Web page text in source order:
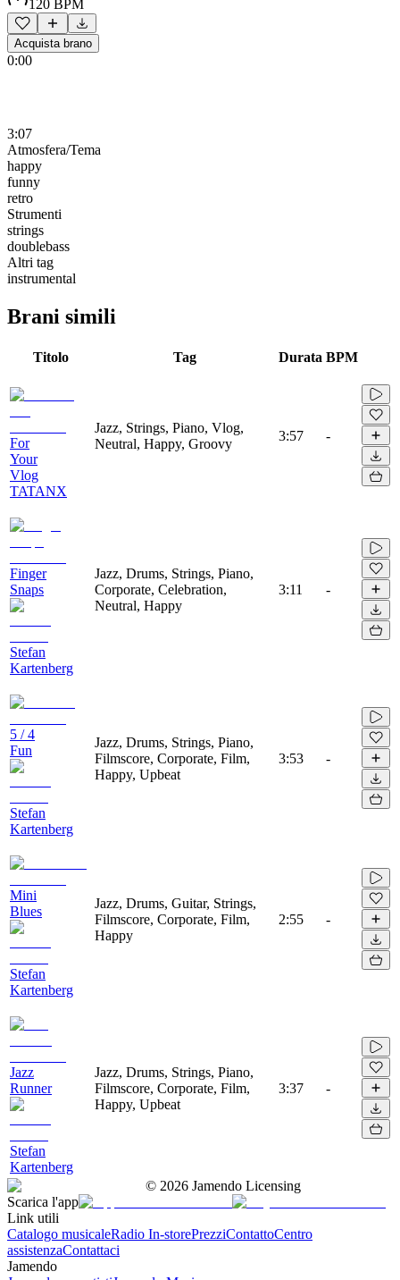
120 BPM
Acquista brano
0:00
3:07
Atmosfera/Tema
happy
funny
retro
Strumenti
strings
doublebass
Altri tag
instrumental
Brani simili
Titolo Tag Durata BPM
For
Your
Vlog
TATANX
Jazz, Strings, Piano, Vlog,
Neutral, Happy, Groovy
3:57 -
Finger
Snaps
Stefan
Kartenberg
Jazz, Drums, Strings, Piano,
Corporate, Celebration,
Neutral, Happy
3:11 -
5 / 4
Fun
Stefan
Kartenberg
Jazz, Drums, Strings, Piano,
Filmscore, Corporate, Film,
Happy, Upbeat
3:53 -
Mini
Blues
Stefan
Kartenberg
Jazz, Drums, Guitar, Strings,
Filmscore, Corporate, Film,
Happy
2:55 -
Jazz
Runner
Stefan
Kartenberg
Jazz, Drums, Strings, Piano,
Filmscore, Corporate, Film,
Happy, Upbeat
3:37 -
© 2026 Jamendo Licensing
Scarica l'app
Link utili
Catalogo musicaleRadio In-storePrezziContattoCentro
assistenzaContattaci
Jamendo